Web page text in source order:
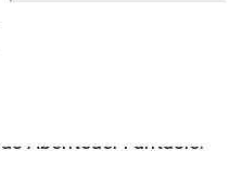
soll sofort
Abenteuer Fantasie.